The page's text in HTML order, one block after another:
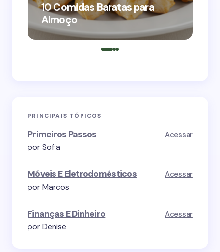
10 Comidas Baratas para
Almoço
PRINCIPAIS TÓPICOS
Primeiros Passos Acessar
por Sofia
Móveis E Eletrodomésticos Acessar
por Marcos
Finanças E Dinheiro Acessar
por Denise